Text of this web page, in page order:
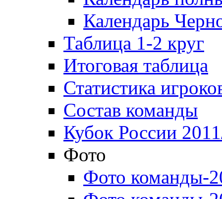
Календарь
Таблица 1-2 круг
Итоговая таблица
Статистика
Состав команды
Кубок России
Фото
Фото команды-